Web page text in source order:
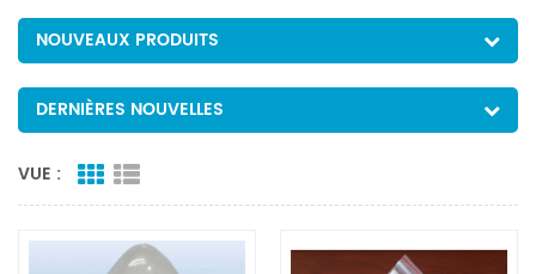
NOUVEAUX PRODUITS
DERNIÈRES NOUVELLES
VUE :